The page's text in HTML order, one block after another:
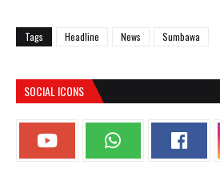
Tags Headline News Sumbawa
SOCIAL ICONS